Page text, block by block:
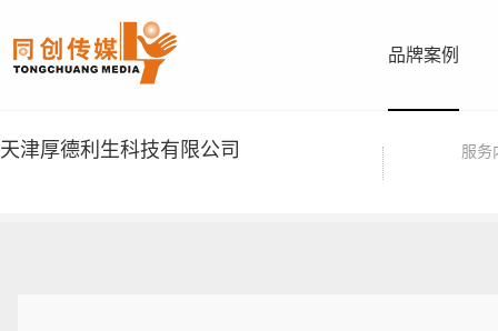
品牌案例
天津厚德利生科技有限公司 服务